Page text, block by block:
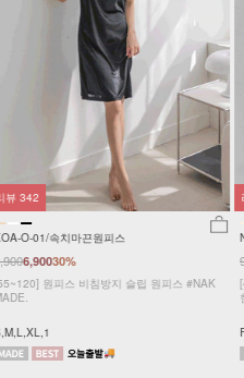
시즌오프
NKA-U-2/똥배보정 속바지
40%
9,9005,900
[44~88] 팬티와 속바지를 한번에! 가볍고 쫀쫀
한 똥배보정 속바지 #NAK MADE.
F,L
리뷰738